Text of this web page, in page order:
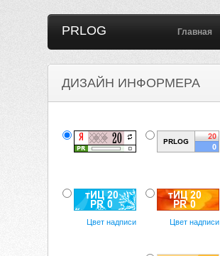
PRLOG Главная
ДИЗАЙН ИНФОРМЕРА
Цвет надписи Цвет надписи